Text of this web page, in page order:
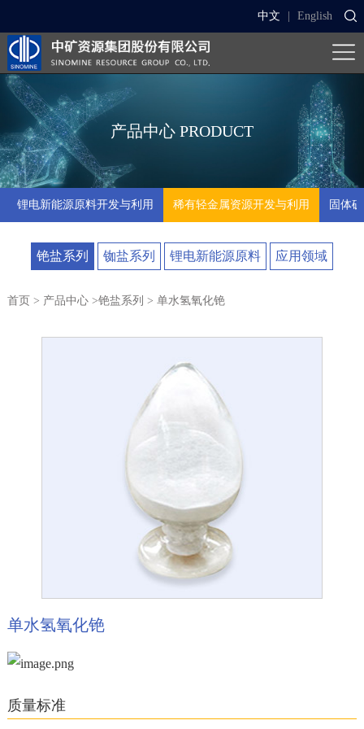
中文 English
产品中心 PRODUCT
锂电新能源原料开发与利用 稀有轻金属资源开发与利用 固体
铯盐系列 铷盐系列 锂电新能源原料 应用领域
首页 > 产品中心>铯盐系列 > 单水氢氧化铯
单水氢氧化铯
质量标准